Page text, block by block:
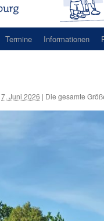
Termine Informationen
7. Juni 2026 | Die gesamte